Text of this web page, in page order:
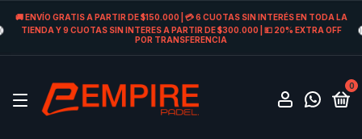
🚚 ENVÍO GRATIS A PARTIR DE $150.000 | 💳 6 CUOTAS SIN INTERÉS EN TODA LA
TIENDA Y 9 CUOTAS SIN INTERES A PARTIR DE $300.000 | 💵 20% EXTRA OFF
POR TRANSFERENCIA
0